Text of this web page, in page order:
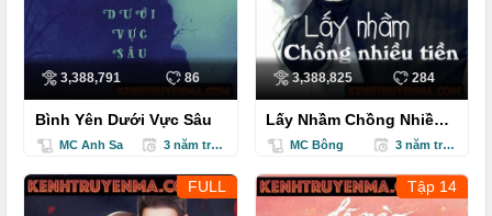
3,388,791 86
Bình Yên Dưới Vực Sâu
MC Anh Sa 3 năm trước
3,388,825 284
Lấy Nhầm Chồng Nhiều
Tiền - Truyện Ngôn Tình
MC Bông 3 năm trước
FULL Tập 14